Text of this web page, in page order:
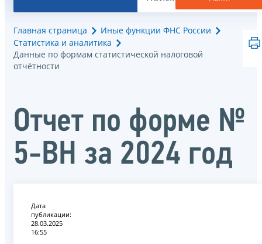
Главная страница
Иные функции ФНС России
Статистика и аналитика
Данные по формам статистической налоговой
отчётности
Отчет по форме №
5-ВH за 2024 год
Дата
публикации:
28.03.2025
16:55